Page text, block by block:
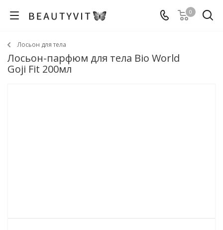
0
Лосьон для тела
Лосьон-парфюм для тела Bio World
Goji Fit 200мл